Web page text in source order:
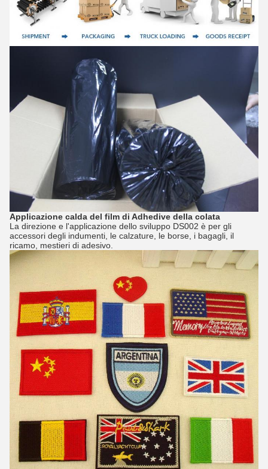
Applicazione calda del film di Adhedive della colata
La direzione e l'applicazione dello sviluppo DS002 è per gli
accessori degli indumenti, le calzature, le borse, i bagagli, il
ricamo, mestieri di adesivo.